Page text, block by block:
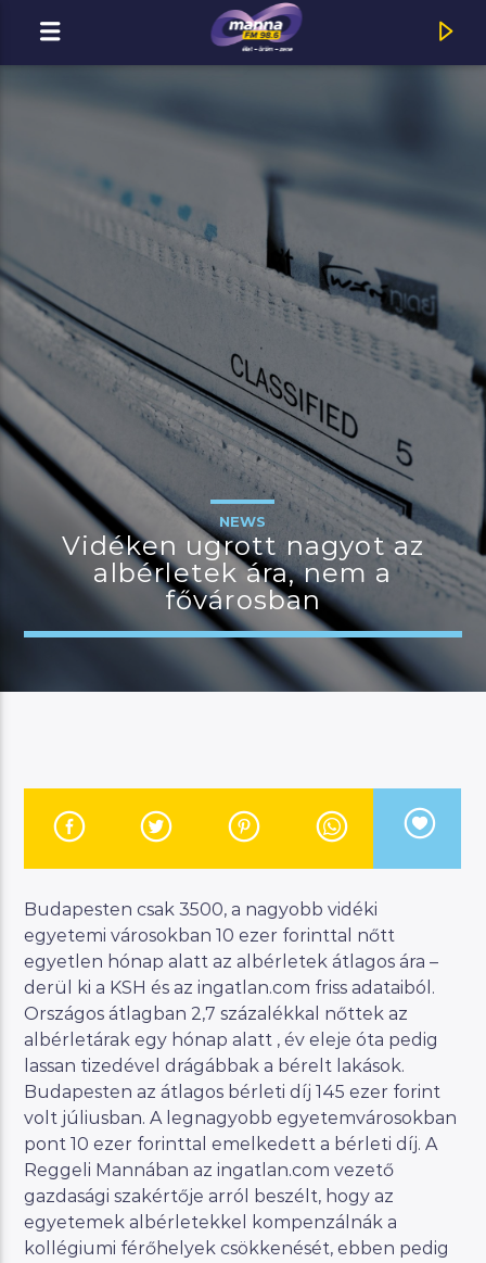
MOST ADÁSBAN
MannaFM
Lóci Játszik : Nem Strandolsz Jobban
JELENLEGI MŰSOR
MANNA DÉLELŐTT
Manna FM
NEWS
Vidéken ugrott nagyot az
albérletek ára, nem a
fővárosban
Budapesten csak 3500, a nagyobb vidéki
egyetemi városokban 10 ezer forinttal nőtt
egyetlen hónap alatt az albérletek átlagos ára –
derül ki a KSH és az ingatlan.com friss adataiból.
Országos átlagban 2,7 százalékkal nőttek az
albérletárak egy hónap alatt , év eleje óta pedig
lassan tizedével drágábbak a bérelt lakások.
Budapesten az átlagos bérleti díj 145 ezer forint
volt júliusban. A legnagyobb egyetemvárosokban
pont 10 ezer forinttal emelkedett a bérleti díj. A
Reggeli Mannában az ingatlan.com vezető
gazdasági szakértője arról beszélt, hogy az
egyetemek albérletekkel kompenzálnák a
kollégiumi férőhelyek csökkenését, ebben pedig